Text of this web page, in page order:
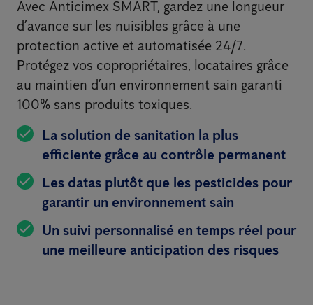
Avec Anticimex SMART, gardez une longueur
d’avance sur les nuisibles grâce à une
protection active et automatisée 24/7.
Protégez vos copropriétaires, locataires grâce
au maintien d’un environnement sain garanti
100% sans produits toxiques.
La solution de sanitation la plus
efficiente grâce au contrôle permanent
Les datas plutôt que les pesticides pour
garantir un environnement sain
Un suivi personnalisé en temps réel pour
une meilleure anticipation des risques